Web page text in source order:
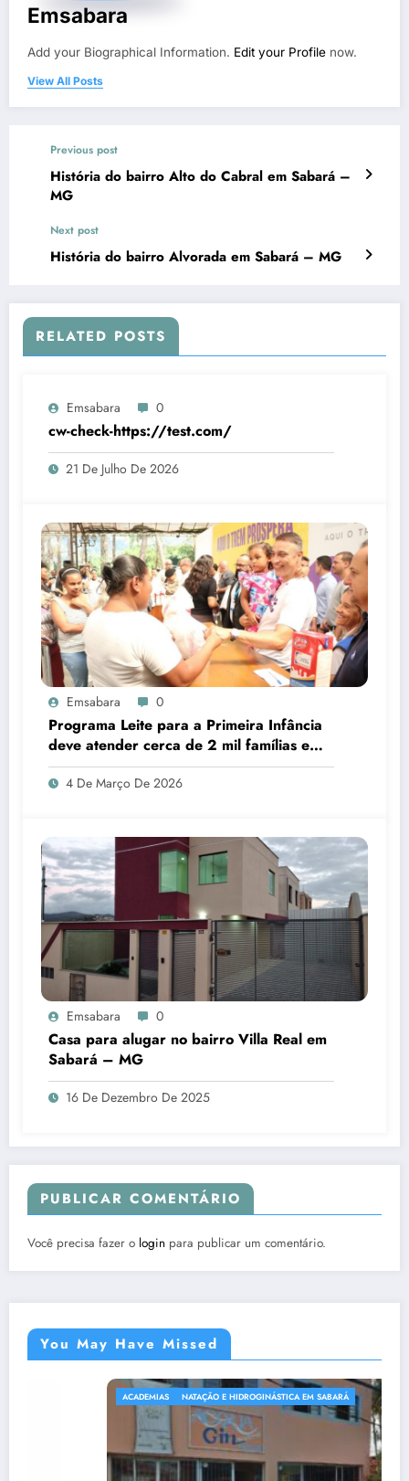
Emsabara
Add your Biographical Information. Edit your Profile now.
View All Posts
Previous post
História do bairro Alto do Cabral em Sabará –
MG
Next post
História do bairro Alvorada em Sabará – MG
RELATED POSTS
Emsabara 0
cw-check-https://test.com/
21 De Julho De 2026
Emsabara 0
Programa Leite para a Primeira Infância
deve atender cerca de 2 mil famílias em
Sabará
4 De Março De 2026
Emsabara 0
Casa para alugar no bairro Villa Real em
Sabará – MG
16 De Dezembro De 2025
PUBLICAR COMENTÁRIO
Você precisa fazer o login para publicar um comentário.
You May Have Missed
ACADEMIAS LOJAS EM GERAL